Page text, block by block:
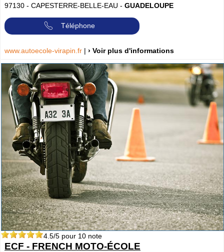
97130 - CAPESTERRE-BELLE-EAU - GUADELOUPE
Téléphone
www.autoecole-virapin.fr | › Voir plus d'informations
4.5/5 pour 10 note
ECF - FRENCH MOTO-ÉCOLE